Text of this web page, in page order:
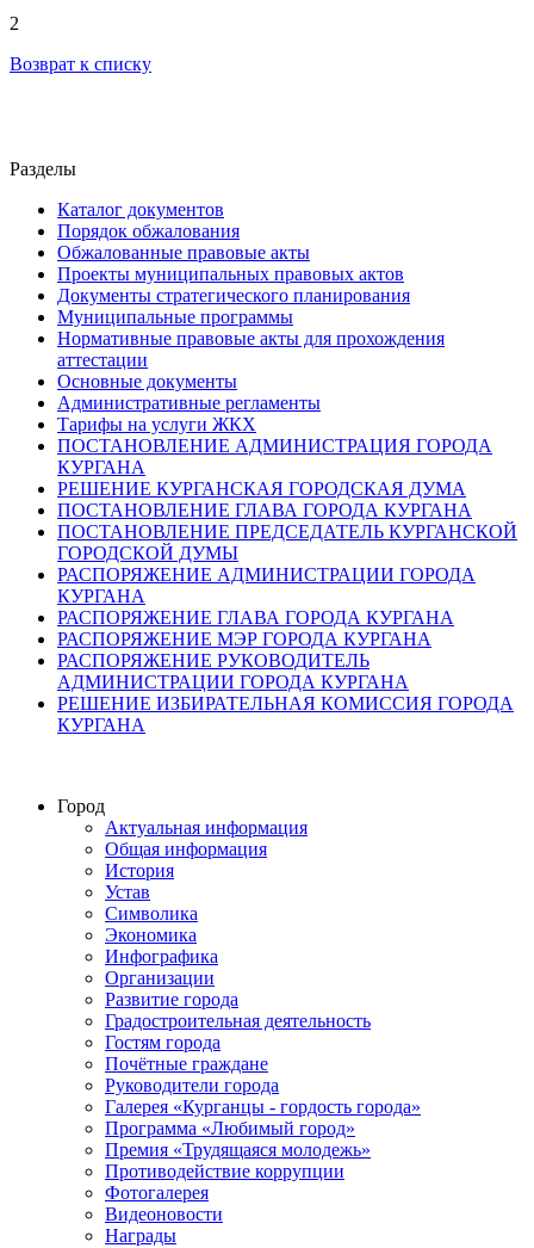
2
Возврат к списку
Разделы
Каталог документов
Порядок обжалования
Обжалованные правовые акты
Проекты муниципальных правовых актов
Документы стратегического планирования
Муниципальные программы
Нормативные правовые акты для прохождения
аттестации
Основные документы
Административные регламенты
Тарифы на услуги ЖКХ
ПОСТАНОВЛЕНИЕ АДМИНИСТРАЦИЯ ГОРОДА
КУРГАНА
РЕШЕНИЕ КУРГАНСКАЯ ГОРОДСКАЯ ДУМА
ПОСТАНОВЛЕНИЕ ГЛАВА ГОРОДА КУРГАНА
ПОСТАНОВЛЕНИЕ ПРЕДСЕДАТЕЛЬ КУРГАНСКОЙ
ГОРОДСКОЙ ДУМЫ
РАСПОРЯЖЕНИЕ АДМИНИСТРАЦИИ ГОРОДА
КУРГАНА
РАСПОРЯЖЕНИЕ ГЛАВА ГОРОДА КУРГАНА
РАСПОРЯЖЕНИЕ МЭР ГОРОДА КУРГАНА
РАСПОРЯЖЕНИЕ РУКОВОДИТЕЛЬ
АДМИНИСТРАЦИИ ГОРОДА КУРГАНА
РЕШЕНИЕ ИЗБИРАТЕЛЬНАЯ КОМИССИЯ ГОРОДА
КУРГАНА
Город
Актуальная информация
Общая информация
История
Устав
Символика
Экономика
Инфографика
Организации
Развитие города
Градостроительная деятельность
Гостям города
Почётные граждане
Руководители города
Галерея «Курганцы - гордость города»
Программа «Любимый город»
Премия «Трудящаяся молодежь»
Противодействие коррупции
Фотогалерея
Видеоновости
Награды